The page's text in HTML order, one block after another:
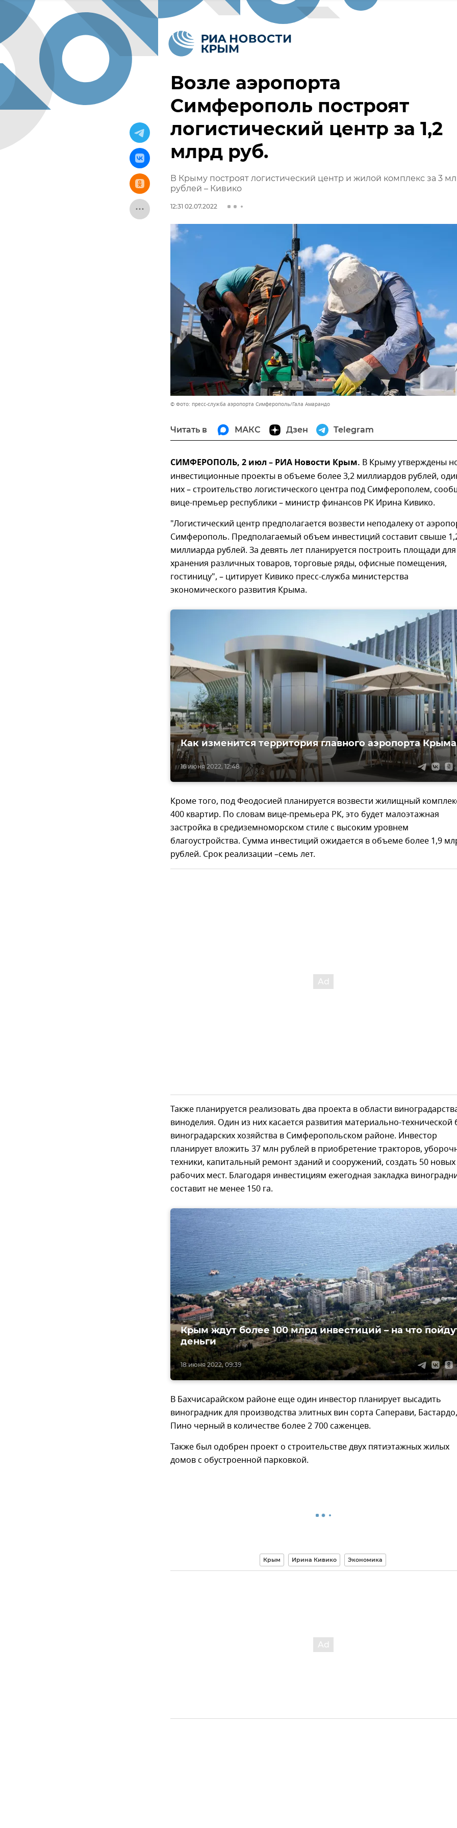
Возле аэропорта
Симферополь построят
логистический центр за 1,2
млрд руб.
В Крыму построят логистический центр и жилой комплекс за 3
рублей – Кивико
12:31 02.07.2022
© Фото: пресс-служба аэропорта Симферополь/Гала Амарандо
Читать в МАКС Дзен Telegram
СИМФЕРОПОЛЬ, 2 июл – РИА Новости Крым. В Крыму утверждены
инвестиционные проекты в объеме более 3,2 миллиардов рублей,
них – строительство логистического центра под Симферополем,
вице-премьер республики – министр финансов РК Ирина Кивико.
"Логистический центр предполагается возвести неподалеку от
Симферополь. Предполагаемый объем инвестиций составит свыше
миллиарда рублей. За девять лет планируется построить площади для
хранения различных товаров, торговые ряды, офисные помещения,
гостиницу", – цитирует Кивико пресс-служба министерства
экономического развития Крыма.
16 июня 2022, 12:48
Как изменится территория главного аэропорта Крыма
Кроме того, под Феодосией планируется возвести жилищный
400 квартир. По словам вице-премьера РК, это будет малоэтажная
застройка в средиземноморском стиле с высоким уровнем
благоустройства. Сумма инвестиций ожидается в объеме более 1,9
рублей. Срок реализации –семь лет.
Также планируется реализовать два проекта в области
виноделия. Один из них касается развития материально-технической
виноградарских хозяйства в Симферопольском районе. Инвестор
планирует вложить 37 млн рублей в приобретение тракторов,
техники, капитальный ремонт зданий и сооружений, создать 50 новых
рабочих мест. Благодаря инвестициям ежегодная закладка
составит не менее 150 га.
18 июня 2022, 09:39
Крым ждут более 100 млрд инвестиций – на что
деньги
В Бахчисарайском районе еще один инвестор планирует высадить
виноградник для производства элитных вин сорта Саперави, Бастардо,
Пино черный в количестве более 2 700 саженцев.
Также был одобрен проект о строительстве двух пятиэтажных жилых
домов с обустроенной парковкой.
Крым Ирина Кивико Экономика